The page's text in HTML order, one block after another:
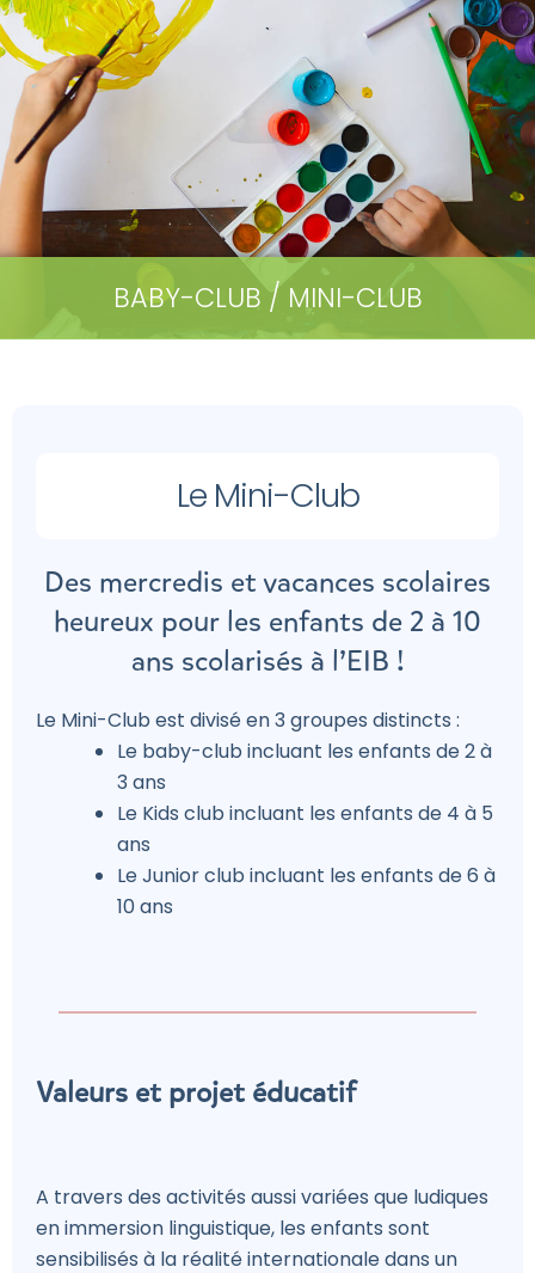
BABY-CLUB / MINI-CLUB
Le Mini-Club
Des mercredis et vacances scolaires
heureux pour les enfants de 2 à 10
ans scolarisés à l’EIB !
Le Mini-Club est divisé en 3 groupes distincts :
Le baby-club incluant les enfants de 2 à
3 ans
Le Kids club incluant les enfants de 4 à 5
ans
Le Junior club incluant les enfants de 6 à
10 ans
Valeurs et projet éducatif
A travers des activités aussi variées que ludiques
en immersion linguistique, les enfants sont
sensibilisés à la réalité internationale dans un